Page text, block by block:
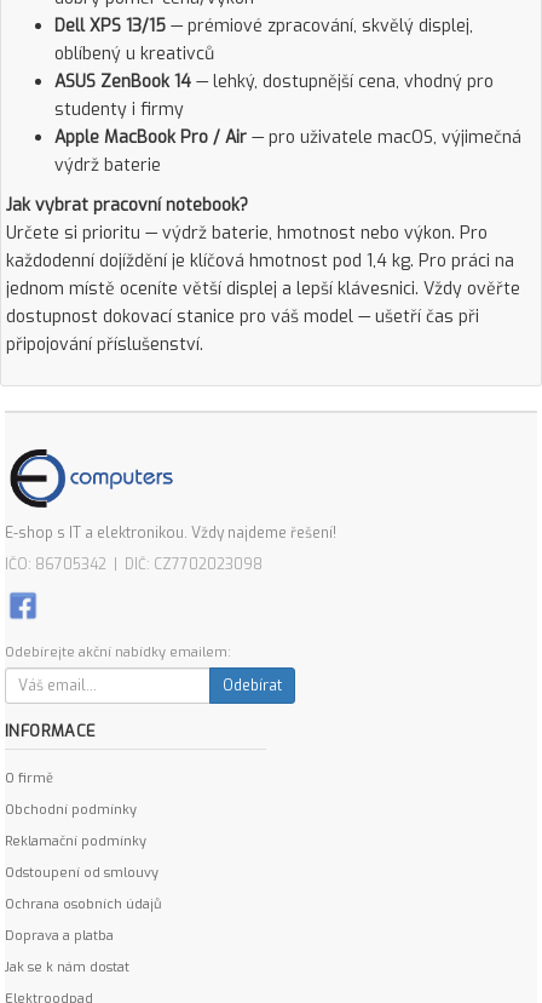
Dell XPS 13/15 — prémiové zpracování, skvělý displej,
oblíbený u kreativců
ASUS ZenBook 14 — lehký, dostupnější cena, vhodný pro
studenty i firmy
Apple MacBook Pro / Air — pro uživatele macOS, výjimečná
výdrž baterie
Jak vybrat pracovní notebook?
Určete si prioritu — výdrž baterie, hmotnost nebo výkon. Pro
každodenní dojíždění je klíčová hmotnost pod 1,4 kg. Pro práci na
jednom místě oceníte větší displej a lepší klávesnici. Vždy ověřte
dostupnost dokovací stanice pro váš model — ušetří čas při
připojování příslušenství.
E-shop s IT a elektronikou. Vždy najdeme řešení!
IČO: 86705342 | DIČ: CZ7702023098
Odebírejte akční nabídky emailem:
Odebírat
INFORMACE
O firmě
Obchodní podmínky
Reklamační podmínky
Odstoupení od smlouvy
Ochrana osobních údajů
Doprava a platba
Jak se k nám dostat
Elektroodpad